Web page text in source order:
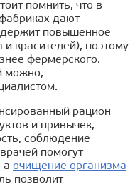
помнить, что в
дают
повышенное
и красителей), поэтому
фермерского.
можно,
рацион
и привычек,
соблюдение
помогут
а очищение организма
позволит